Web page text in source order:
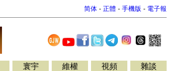
简体 - 正體 - 手機版 - 電子報
寰宇 維權 視頻 雜談